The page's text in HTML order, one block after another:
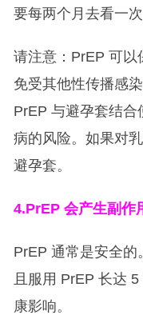
要每两个月去看一
请注意：PrEP 可以
免受其他性传播感
PrEP 与避孕套结
病的风险。如果对
避孕套。
4.PrEP 会产生副作
PrEP 通常是安全
且服用 PrEP 长达
康影响。